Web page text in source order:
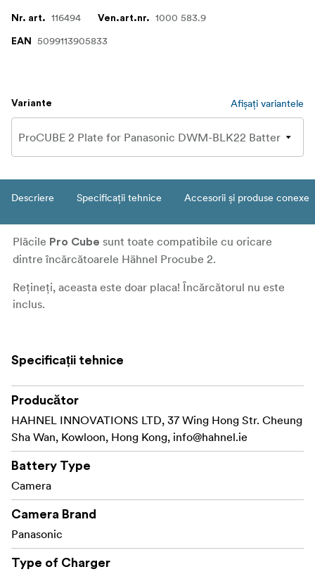
Nr. art. 116494 Ven.art.nr. 1000 583.9
EAN 5099113905833
Variante Afișați variantele
Descriere Specificații tehnice Accesorii și produse conexe
Plăcile Pro Cube sunt toate compatibile cu oricare
dintre încărcătoarele Hähnel Procube 2.
Rețineți, aceasta este doar placa! Încărcătorul nu este
inclus.
Specificații tehnice
Producător
HAHNEL INNOVATIONS LTD, 37 Wing Hong Str. Cheung
Sha Wan, Kowloon, Hong Kong, info@hahnel.ie
Battery Type
Camera
Camera Brand
Panasonic
Type of Charger